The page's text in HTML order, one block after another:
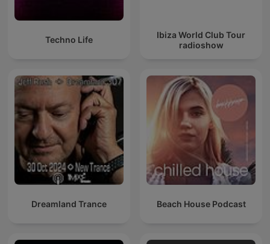
Techno Life
Ibiza World Club Tour
radioshow
Dreamland Trance Beach House Podcast